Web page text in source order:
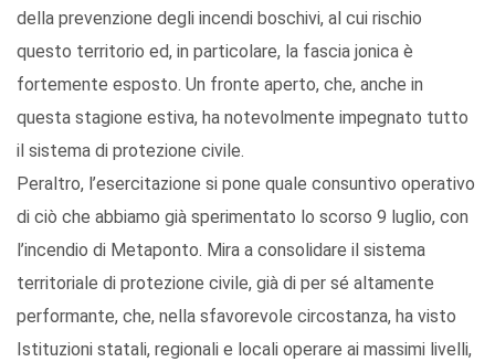
della prevenzione degli incendi boschivi, al cui rischio
questo territorio ed, in particolare, la fascia jonica è
fortemente esposto. Un fronte aperto, che, anche in
questa stagione estiva, ha notevolmente impegnato tutto
il sistema di protezione civile.
Peraltro, l’esercitazione si pone quale consuntivo operativo
di ciò che abbiamo già sperimentato lo scorso 9 luglio, con
l’incendio di Metaponto. Mira a consolidare il sistema
territoriale di protezione civile, già di per sé altamente
performante, che, nella sfavorevole circostanza, ha visto
Istituzioni statali, regionali e locali operare ai massimi livelli,